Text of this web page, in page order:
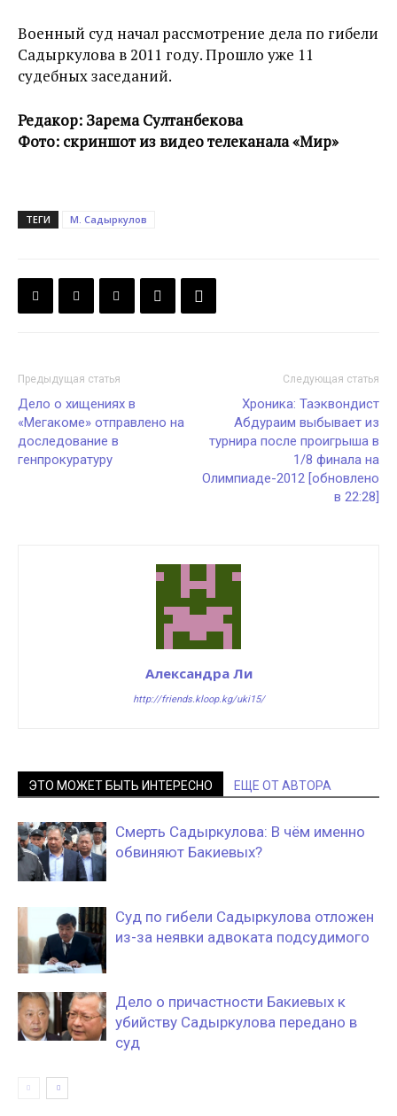
Военный суд начал рассмотрение дела по гибели
Садыркулова в 2011 году. Прошло уже 11
судебных заседаний.
Редакор: Зарема Султанбекова
Фото: скриншот из видео телеканала «Мир»
ТЕГИ М. Садыркулов
Предыдущая статья
Дело о хищениях в
«Мегакоме» отправлено на
доследование в
генпрокуратуру
Следующая статья
Хроника: Таэквондист
Абдураим выбывает из
турнира после проигрыша в
1/8 финала на
Олимпиаде-2012 [обновлено
в 22:28]
Александра Ли
http://friends.kloop.kg/uki15/
ЭТО МОЖЕТ БЫТЬ ИНТЕРЕСНО ЕЩЕ ОТ АВТОРА
Смерть Садыркулова: В чём именно
обвиняют Бакиевых?
Суд по гибели Садыркулова отложен
из-за неявки адвоката подсудимого
Дело о причастности Бакиевых к
убийству Садыркулова передано в
суд